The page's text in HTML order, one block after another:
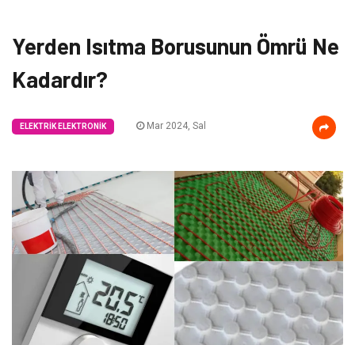
Yerden Isıtma Borusunun Ömrü Ne
Kadardır?
ELEKTRIK ELEKTRONIK Mar 2024, Sal